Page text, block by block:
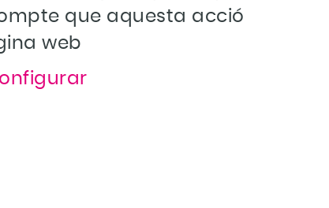
que aquesta acció
web